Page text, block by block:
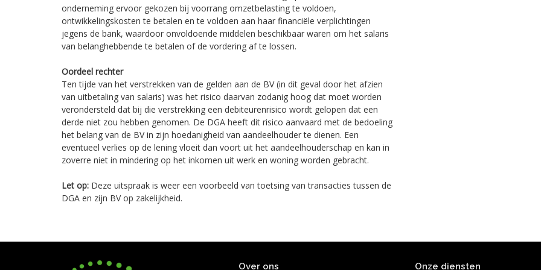
onderneming ervoor gekozen bij voorrang omzetbelasting te voldoen,
ontwikkelingskosten te betalen en te voldoen aan haar financiële verplichtingen
jegens de bank, waardoor onvoldoende middelen beschikbaar waren om het salaris
van belanghebbende te betalen of de vordering af te lossen.
Oordeel rechter
Ten tijde van het verstrekken van de gelden aan de BV (in dit geval door het afzien
van uitbetaling van salaris) was het risico daarvan zodanig hoog dat moet worden
verondersteld dat bij die verstrekking een debiteurenrisico wordt gelopen dat een
derde niet zou hebben genomen. De DGA heeft dit risico aanvaard met de bedoeling
het belang van de BV in zijn hoedanigheid van aandeelhouder te dienen. Een
eventueel verlies op de lening vloeit dan voort uit het aandeelhouderschap en kan in
zoverre niet in mindering op het inkomen uit werk en woning worden gebracht.
Let op: Deze uitspraak is weer een voorbeeld van toetsing van transacties tussen de
DGA en zijn BV op zakelijkheid.
Over ons Onze diensten